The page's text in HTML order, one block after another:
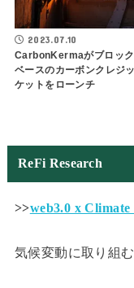
2023.07.10
CarbonKermaがブロッ
ベースのカーボンクレジ
ケットをローンチ
ReFi Research
>>web3.0 x
気候変動に取り組